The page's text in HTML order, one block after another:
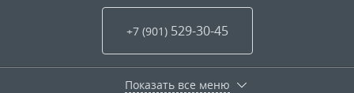
+7 (901) 529-30-45
Показать все меню